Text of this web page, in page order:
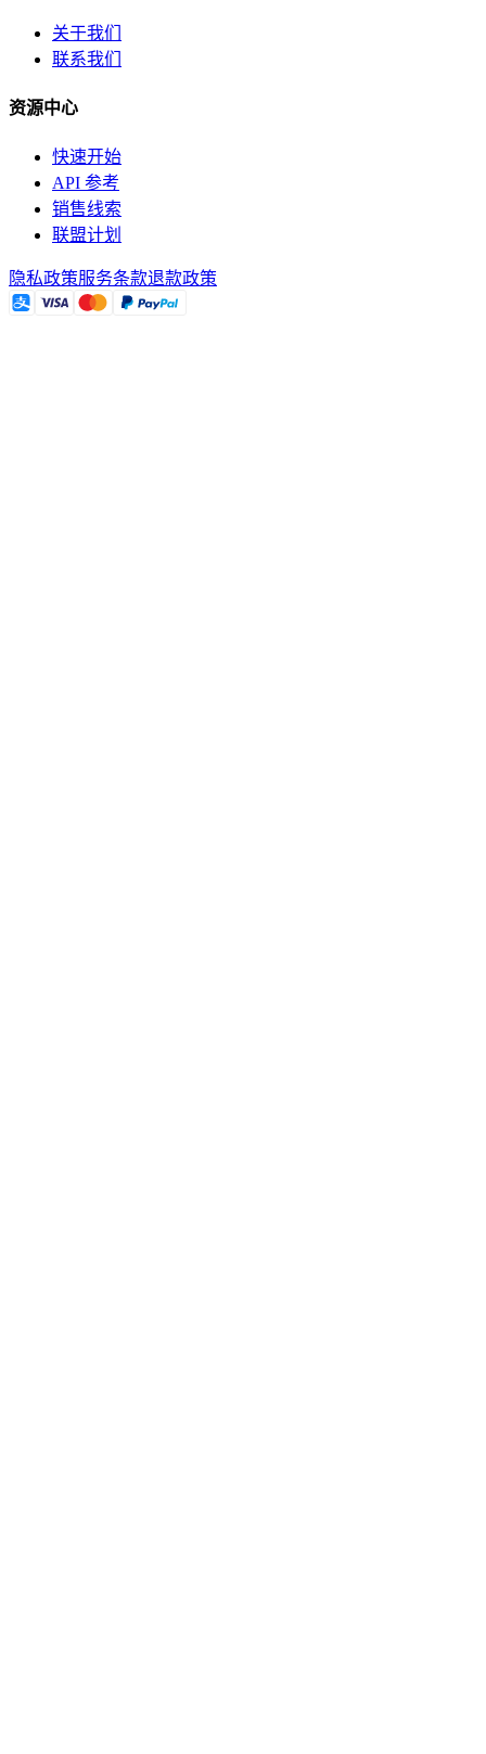
关于我们
联系我们
资源中心
快速开始
API 参考
销售线索
联盟计划
隐私政策服务条款退款政策